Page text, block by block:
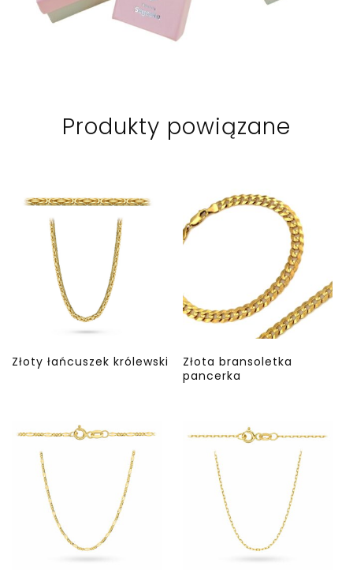
Produkty powiązane
Złoty łańcuszek królewski
Złota bransoletka
pancerka